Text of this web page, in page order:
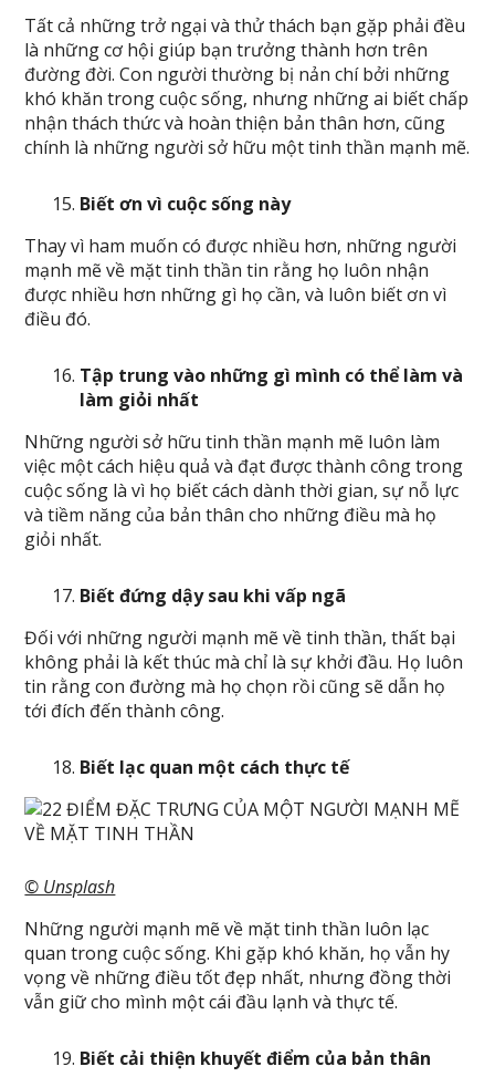
Tất cả những trở ngại và thử thách bạn gặp phải đều
là những cơ hội giúp bạn trưởng thành hơn trên
đường đời. Con người thường bị nản chí bởi những
khó khăn trong cuộc sống, nhưng những ai biết chấp
nhận thách thức và hoàn thiện bản thân hơn, cũng
chính là những người sở hữu một tinh thần mạnh mẽ.
Biết ơn vì cuộc sống này
Thay vì ham muốn có được nhiều hơn, những người
mạnh mẽ về mặt tinh thần tin rằng họ luôn nhận
được nhiều hơn những gì họ cần, và luôn biết ơn vì
điều đó.
Tập trung vào những gì mình có thể làm và
làm giỏi nhất
Những người sở hữu tinh thần mạnh mẽ luôn làm
việc một cách hiệu quả và đạt được thành công trong
cuộc sống là vì họ biết cách dành thời gian, sự nỗ lực
và tiềm năng của bản thân cho những điều mà họ
giỏi nhất.
Biết đứng dậy sau khi vấp ngã
Đối với những người mạnh mẽ về tinh thần, thất bại
không phải là kết thúc mà chỉ là sự khởi đầu. Họ luôn
tin rằng con đường mà họ chọn rồi cũng sẽ dẫn họ
tới đích đến thành công.
Biết lạc quan một cách thực tế
© Unsplash
Những người mạnh mẽ về mặt tinh thần luôn lạc
quan trong cuộc sống. Khi gặp khó khăn, họ vẫn hy
vọng về những điều tốt đẹp nhất, nhưng đồng thời
vẫn giữ cho mình một cái đầu lạnh và thực tế.
Biết cải thiện khuyết điểm của bản thân